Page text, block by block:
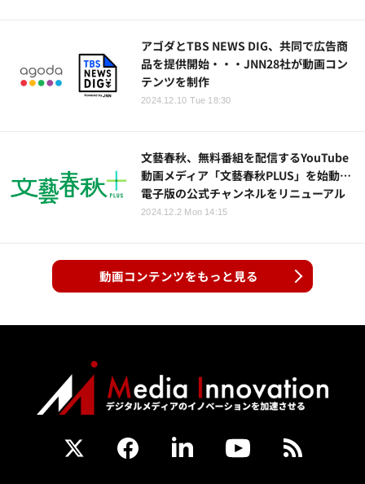
アゴダとTBS NEWS DIG、共同で広告商
品を提供開始・・・JNN28社が動画コン
テンツを制作
2024.12.10 Tue 18:30
文藝春秋、無料番組を配信するYouTube
動画メディア「文藝春秋PLUS」を始動…
電子版の公式チャンネルをリニューアル
2024.12.2 Mon 14:15
動画コンテンツをもっと見る